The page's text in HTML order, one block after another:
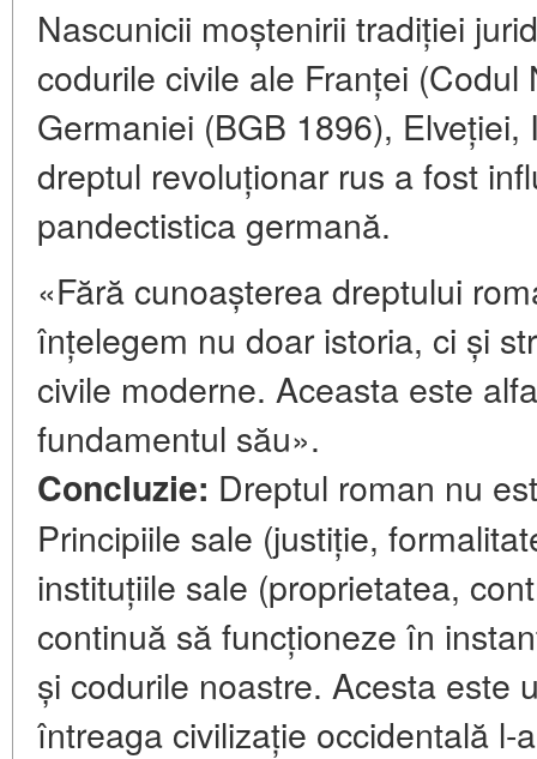
Nascunicii moștenirii tradiției
codurile civile ale Franței
Germaniei (BGB 1896),
dreptul revoluționar rus a fost
pandectistica germană.
«Fără cunoașterea dreptului
înțelegem nu doar istoria, ci și
civile moderne. Aceasta este
fundamentul său».
Concluzie: Dreptul roman nu
Principiile sale (justiție,
instituțiile sale (proprietatea,
continuă să funcționeze în
și codurile noastre. Acesta este
întreaga civilizație occidentală l-